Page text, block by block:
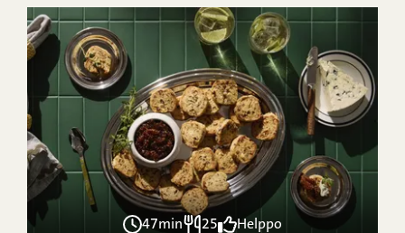
47min 25 Helppo